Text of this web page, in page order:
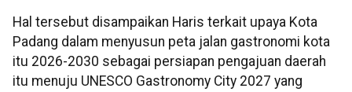
Hal tersebut disampaikan Haris terkait upaya Kota
Padang dalam menyusun peta jalan gastronomi kota
itu 2026-2030 sebagai persiapan pengajuan daerah
itu menuju UNESCO Gastronomy City 2027 yang